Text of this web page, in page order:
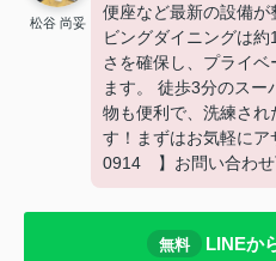
松谷 尚妥
便座など最新の設備が
ビングダイニングは
さを確保し、プライ
ます。 徒歩3分のス
物も便利で、洗練され
す！まずはお気軽に
0914 】お問い合わせ
無料 LINEか